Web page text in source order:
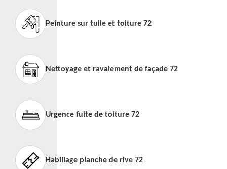
Peinture sur tuile et toiture 72
Nettoyage et ravalement de façade 72
Urgence fuite de toiture 72
Habillage planche de rive 72